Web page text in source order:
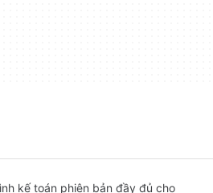
kế toán phiên bản đầy đủ cho